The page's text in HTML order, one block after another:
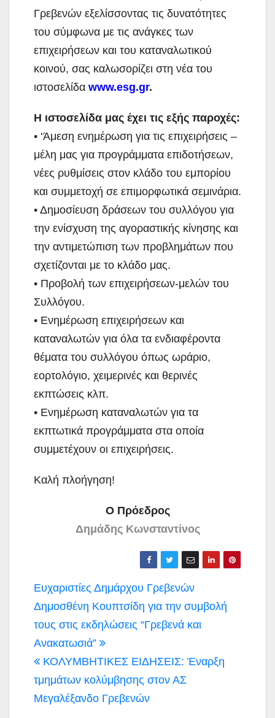
Γρεβενών εξελίσσοντας τις δυνατότητες
του σύμφωνα με τις ανάγκες των
επιχειρήσεων και του καταναλωτικού
κοινού, σας καλωσορίζει στη νέα του
ιστοσελίδα www.esg.gr.
Η ιστοσελίδα μας έχει τις εξής παροχές:
• ‘Άμεση ενημέρωση για τις επιχειρήσεις –
μέλη μας για προγράμματα επιδοτήσεων,
νέες ρυθμίσεις στον κλάδο του εμπορίου
και συμμετοχή σε επιμορφωτικά σεμινάρια.
• Δημοσίευση δράσεων του συλλόγου για
την ενίσχυση της αγοραστικής κίνησης και
την αντιμετώπιση των προβλημάτων που
σχετίζονται με το κλάδο μας.
• Προβολή των επιχειρήσεων-μελών του
Συλλόγου.
• Ενημέρωση επιχειρήσεων και
καταναλωτών για όλα τα ενδιαφέροντα
θέματα του συλλόγου όπως ωράριο,
εορτολόγιο, χειμερινές και θερινές
εκπτώσεις κλπ.
• Ενημέρωση καταναλωτών για τα
εκπτωτικά προγράμματα στα οποία
συμμετέχουν οι επιχειρήσεις.
Καλή πλοήγηση!
Ο Πρόεδρος
Δημάδης Κωνσταντίνος
Πλοήγηση
άρθρων
Ευχαριστίες Δημάρχου Γρεβενών
Δημοσθένη Κουπτσίδη για την συμβολή
τους στις εκδηλώσεις “Γρεβενά και
Ανακατωσιά”
ΚΟΛΥΜΒΗΤΙΚΕΣ ΕΙΔΗΣΕΙΣ: Έναρξη
τμημάτων κολύμβησης στον ΑΣ
Μεγαλέξανδο Γρεβενών